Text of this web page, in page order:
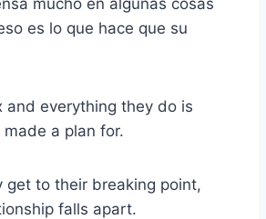
es lo que hace que su
and everything they do is
a plan for.
get to their breaking point,
falls apart.